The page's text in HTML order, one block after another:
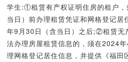
学生:①租赁有产权证明住房的租户
当日）前办理租赁凭证和网格登记
年9月30日（含当日）之后;②租赁无
法办理房屋租赁信息的，须在2024
理网格登记居住信息，并提供《福田